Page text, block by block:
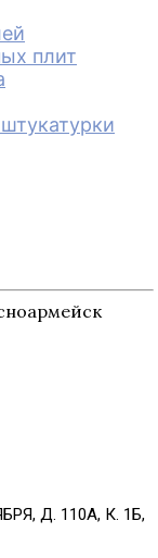
плит
Д. 110А, К. 1Б,